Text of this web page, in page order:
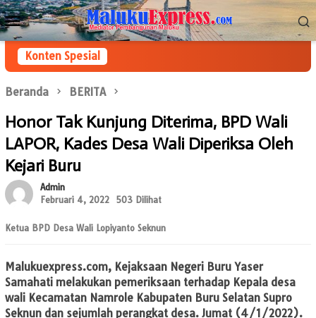
Loncat
ke
konten
Menu
Mobile
Konten Spesial
Beranda BERITA
Honor Tak Kunjung Diterima, BPD Wali
LAPOR, Kades Desa Wali Diperiksa Oleh
Kejari Buru
Admin
Februari 4, 2022
503 Dilihat
Ketua BPD Desa Wali Lopiyanto Seknun
Malukuexpress.com, Kejaksaan Negeri Buru Yaser
Samahati melakukan pemeriksaan terhadap Kepala desa
wali Kecamatan Namrole Kabupaten Buru Selatan Supro
Seknun dan sejumlah perangkat desa. Jumat (4/1/2022).